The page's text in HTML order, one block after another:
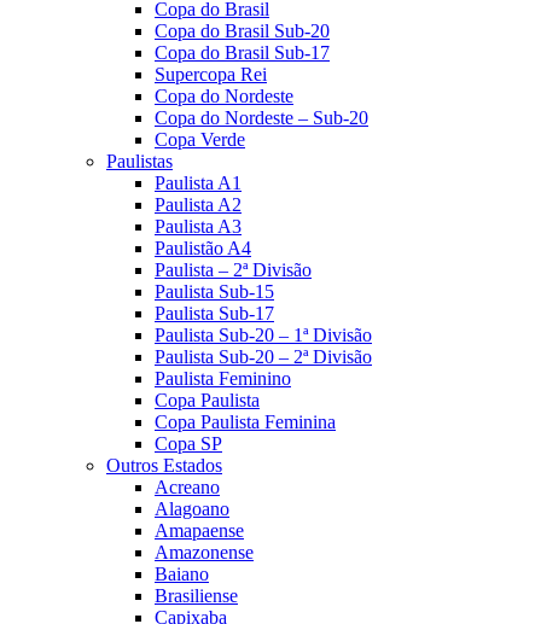
Copa do Brasil
Copa do Brasil Sub-20
Copa do Brasil Sub-17
Supercopa Rei
Copa do Nordeste
Copa do Nordeste – Sub-20
Copa Verde
Paulistas
Paulista A1
Paulista A2
Paulista A3
Paulistão A4
Paulista – 2ª Divisão
Paulista Sub-15
Paulista Sub-17
Paulista Sub-20 – 1ª Divisão
Paulista Sub-20 – 2ª Divisão
Paulista Feminino
Copa Paulista
Copa Paulista Feminina
Copa SP
Outros Estados
Acreano
Alagoano
Amapaense
Amazonense
Baiano
Brasiliense
Capixaba